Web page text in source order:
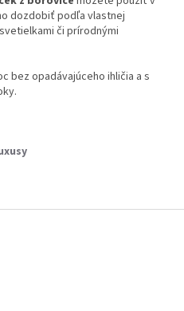
dozdobiť podľa vlastnej
či prírodnými
bez opadávajúceho ihličia a s